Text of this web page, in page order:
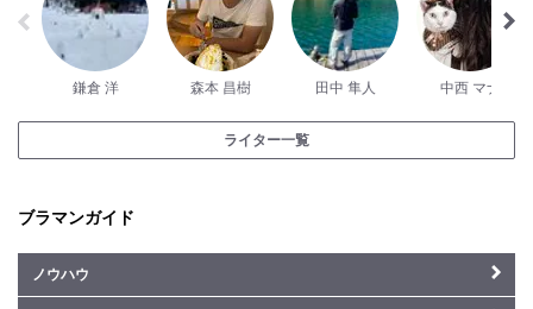
鎌倉 洋 森本 昌樹 田中 隼人 中西 マナ
ライター一覧
ブラマンガイド
ノウハウ